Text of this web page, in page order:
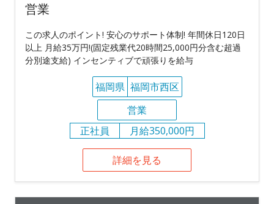
営業
この求人のポイント! 安心のサポート体制! 年間休日120日
以上 月給35万円!(固定残業代20時間25,000円分含む超過
分別途支給) インセンティブで頑張りを給与
福岡県 福岡市西区
営業
正社員
月給350,000円
詳細を見る